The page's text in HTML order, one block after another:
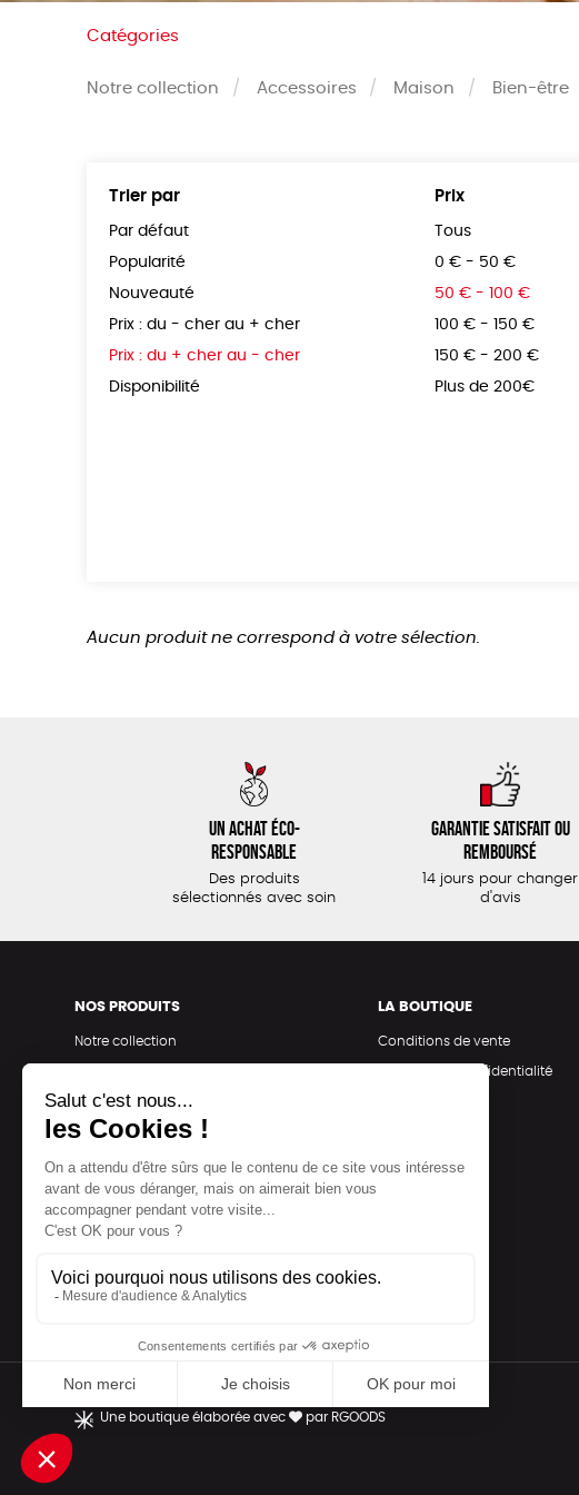
Catégories
Notre collection Accessoires Maison Bien-être
Trier par
Par défaut
Popularité
Nouveauté
Prix : du - cher au + cher
Prix : du + cher au - cher
Disponibilité
Prix
Tous
0 € - 50 €
50 € - 100 €
100 € - 150 €
150 € - 200 €
Plus de 200€
Aucun produit ne correspond à votre sélection.
Un achat éco-
responsable
Des produits
sélectionnés avec soin
Garantie satisfait ou
remboursé
14 jours pour changer
d'avis
NOS PRODUITS
Notre collection
Maison
Bien-être
Epicerie
Papeterie
Livres
LA BOUTIQUE
Conditions de vente
Politique de confidentialité
Une boutique élaborée avec par RGOODS